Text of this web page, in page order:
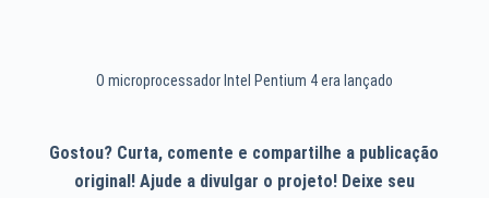
O microprocessador Intel Pentium 4 era lançado
Gostou? Curta, comente e compartilhe a publicação
original! Ajude a divulgar o projeto! Deixe seu